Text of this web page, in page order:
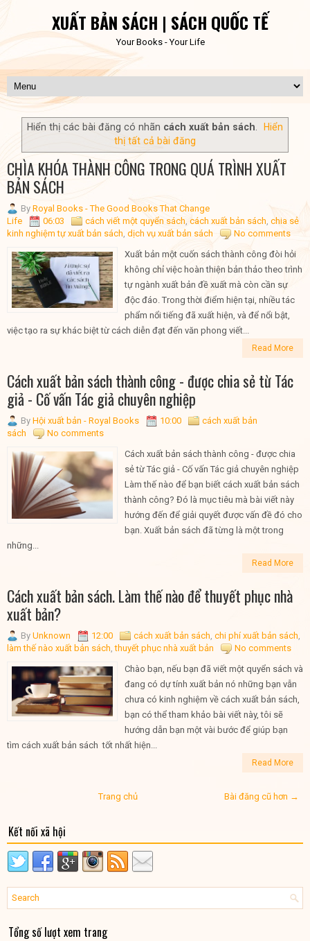
XUẤT BẢN SÁCH | SÁCH QUỐC TẾ
Your Books - Your Life
Hiển thị các bài đăng có nhãn cách xuất bản sách.
Hiển
thị tất cả bài đăng
CHÌA KHÓA THÀNH CÔNG TRONG QUÁ TRÌNH XUẤT
BẢN SÁCH
By Royal Books - The Good Books That Change
Life
06:03 cách viết một quyển sách cách xuất bản sách chia sẻ
kinh nghiệm tự xuất bản sách dịch vụ xuất bản sách
No comments
Xuất bản một cuốn sách thành công đòi hỏi
không chỉ việc hoàn thiện bản thảo theo trình
tự ngành xuất bản đề xuất mà còn cần sự
độc đáo. Trong thời điểm hiện tại, nhiều tác
phẩm nổi tiếng đã xuất hiện, và để nổi bật,
việc tạo ra sự khác biệt từ cách diễn đạt đến văn phong viết...
Read More
Cách xuất bản sách thành công - được chia sẻ từ Tác
giả - Cố vấn Tác giả chuyên nghiệp
By Hội xuất bản - Royal Books 10:00
cách xuất bản
sách
No comments
Cách xuất bản sách thành công - được chia
sẻ từ Tác giả - Cố vấn Tác giả chuyên nghiệp
Làm thế nào để bạn biết cách xuất bản sách
thành công? Đó là mục tiêu mà bài viết này
hướng đến để giải quyết được vấn đề đó cho
bạn. Xuất bản sách đã từng là một trong
những...
Read More
Cách xuất bản sách. Làm thế nào để thuyết phục nhà
xuất bản?
By Unknown 12:00 cách xuất bản sách chi phí xuất bản sách
làm thế nào xuất bản sách ,thuyết phục nhà xuất bản
No comments
Chào bạn, nếu bạn đã viết một quyển sách và
đang có dự tính xuất bản nó những bạn vẫn
chưa có kinh nghiệm về cách xuất bản sách,
bạn có thể tham khảo bài viết này, tôi sẽ
hướng dẫn bạn một vài bước để giúp bạn
tìm cách xuất bản sách tốt nhất hiện...
Read More
Bài đăng cũ hơn →
Trang chủ
Kết nối xã hội
Tổng số lượt xem trang